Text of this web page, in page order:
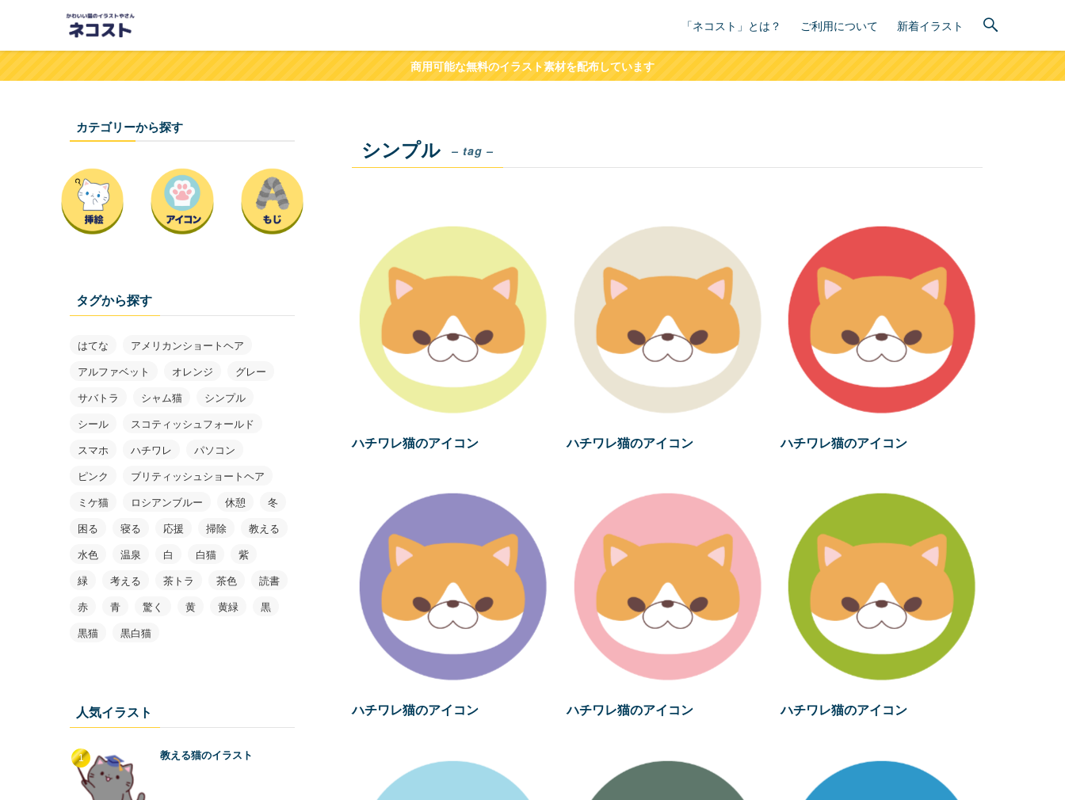
「ネコスト」とは？ ご利用について 新着イラスト
商用可能な無料のイラスト素材を配布しています
シンプル – tag –
ハチワレ猫のアイコン ハチワレ猫のアイコン ハチワレ猫のアイコン
ハチワレ猫のアイコン ハチワレ猫のアイコン ハチワレ猫のアイコン
カテゴリーから探す
タグから探す
はてな
アメリカンショートヘア
アルファベット
オレンジ
グレー
サバトラ
シャム猫
シンプル
シール
スコティッシュフォールド
スマホ
ハチワレ
パソコン
ピンク
ブリティッシュショートヘア
ミケ猫
ロシアンブルー 休憩
冬
困る
寝る 応援 掃除
教える
水色
温泉 白 白猫
紫
緑
考える 茶トラ 茶色
読書
赤
青 驚く 黄 黄緑
黒
黒猫
黒白猫
人気イラスト
教える猫のイラスト